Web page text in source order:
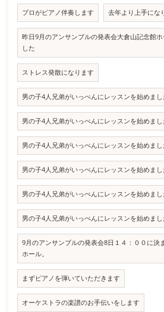
プロがピアノ伴奏します 去年より上手にな
昨日9月のアンサンブルの発表会大倉山記念館
した
ストレス発散になります
男の子4人兄弟がいっぺんにレッスンを始めまし
男の子4人兄弟がいっぺんにレッスンを始めまし
男の子4人兄弟がいっぺんにレッスンを始めまし
男の子4人兄弟がいっぺんにレッスンを始めまし
男の子4人兄弟がいっぺんにレッスンを始めまし
男の子4人兄弟がいっぺんにレッスンを始めまし
9月のアンサンブルの発表会8日１４：００に決
ホール。
まずピアノを弾いていただきます
オーケストラの楽譜のお手伝いをします